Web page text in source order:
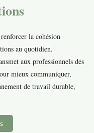
la cohésion
au quotidien.
aux professionnels des
mieux communiquer,
de travail durable,